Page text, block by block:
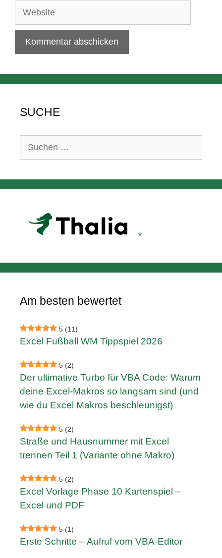
Adresse
Website
SUCHE
Suchen
Am besten bewertet
5 (11)
Excel Fußball WM Tippspiel 2026
5 (2)
Der ultimative Turbo für VBA Code: Warum
deine Excel-Makros so langsam sind (und
wie du Excel Makros beschleunigst)
5 (2)
Straße und Hausnummer mit Excel
trennen Teil 1 (Variante ohne Makro)
5 (2)
Excel Vorlage Phase 10 Kartenspiel –
Excel und PDF
5 (1)
Erste Schritte – Aufruf vom VBA-Editor